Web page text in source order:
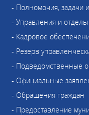
- Полномочия, задачи
- Управления и отделы
- Кадровое
- Резерв
- Подведомственные
- Официальные
- Обращения граждан
- Предоставление